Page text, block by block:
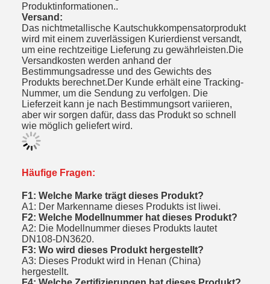
Produktinformationen..
Versand:
Das nichtmetallische Kautschukkompensatorprodukt
wird mit einem zuverlässigen Kurierdienst versandt,
um eine rechtzeitige Lieferung zu gewährleisten.Die
Versandkosten werden anhand der
Bestimmungsadresse und des Gewichts des
Produkts berechnet.Der Kunde erhält eine Tracking-
Nummer, um die Sendung zu verfolgen. Die
Lieferzeit kann je nach Bestimmungsort variieren,
aber wir sorgen dafür, dass das Produkt so schnell
wie möglich geliefert wird.
Häufige Fragen:
F1: Welche Marke trägt dieses Produkt?
A1: Der Markenname dieses Produkts ist liwei.
F2: Welche Modellnummer hat dieses Produkt?
A2: Die Modellnummer dieses Produkts lautet
DN108-DN3620.
F3: Wo wird dieses Produkt hergestellt?
A3: Dieses Produkt wird in Henan (China)
hergestellt.